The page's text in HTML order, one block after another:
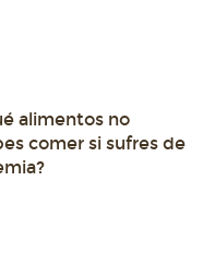
alimentos no
comer si sufres de